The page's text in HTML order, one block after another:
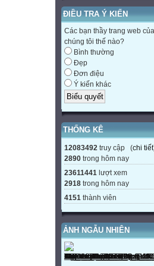
ĐIỀU TRA Ý KIẾN
Các bạn thầy trang web của
chúng tôi thế nào?
Bình thường
Đẹp
Đơn điệu
Ý kiến khác
THỐNG KÊ
12083492 truy cập (chi tiết
2890 trong hôm nay
23611441 lượt xem
2918 trong hôm nay
4151 thành viên
ẢNH NGẪU NHIÊN